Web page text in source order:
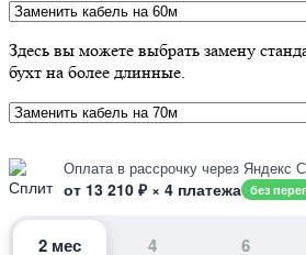
Здесь вы можете выбрать замену
бухт на более длинные.
Оплата в рассрочку через Яндекс
от 13 210 ₽ × 4 платежа без
2 мес 4 6